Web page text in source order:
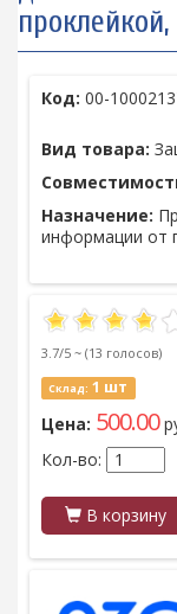
Код: 00-
Вид товара:
Назначение:
информации от
3.7/5 ~ (13 голосов)
Склад: 1 шт
Цена: 500.00
Кол-во:
В корзину